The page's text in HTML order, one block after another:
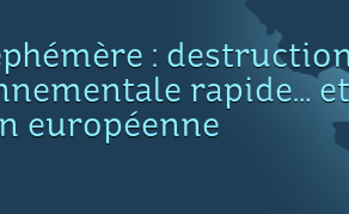
:
rapide…
européenne